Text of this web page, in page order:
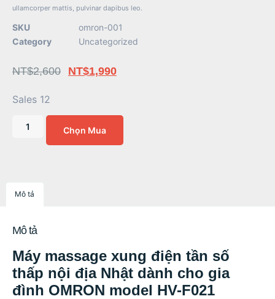
ullamcorper mattis, pulvinar dapibus leo.
SKU
omron-001
Category
Uncategorized
NT$2,600 NT$1,990
Sales 12
Chọn Mua
Mô tả
Mô tả
Máy massage xung điện tần số
thấp nội địa Nhật dành cho gia
đình OMRON model HV-F021